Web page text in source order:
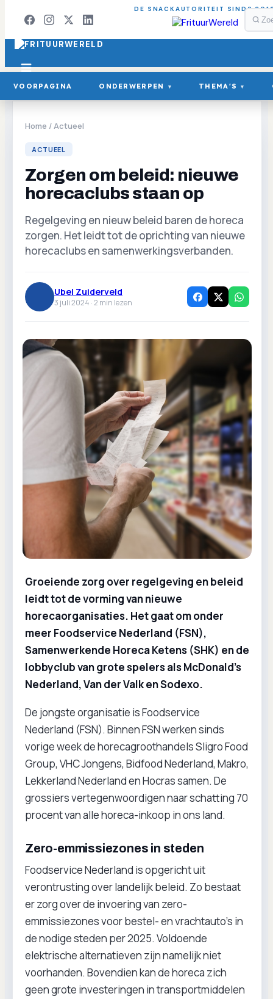
DE SNACKAUTORITEIT SINDS
VOORPAGINA ONDERWERPEN ▾ THEMA'S ▾
Home /Actueel
ACTUEEL
Zorgen om beleid: nieuwe
horecaclubs staan op
Regelgeving en nieuw beleid baren de horeca
zorgen. Het leidt tot de oprichting van nieuwe
horecaclubs en samenwerkingsverbanden.
Ubel Zuiderveld
3 juli 2024 ·2 min lezen
Groeiende zorg over regelgeving en beleid
leidt tot de vorming van nieuwe
horecaorganisaties. Het gaat om onder
meer Foodservice Nederland (FSN),
Samenwerkende Horeca Ketens (SHK) en de
lobbyclub van grote spelers als McDonald’s
Nederland, Van der Valk en Sodexo.
De jongste organisatie is Foodservice
Nederland (FSN). Binnen FSN werken sinds
vorige week de horecagroothandels Sligro Food
Group, VHC Jongens, Bidfood Nederland, Makro,
Lekkerland Nederland en Hocras samen. De
grossiers vertegenwoordigen naar schatting 70
procent van alle horeca-inkoop in ons land.
Zero-emmissiezones in steden
Foodservice Nederland is opgericht uit
verontrusting over landelijk beleid. Zo bestaat
er zorg over de invoering van zero-
emmissiezones voor bestel- en vrachtauto’s in
de nodige steden per 2025. Voldoende
elektrische alternatieven zijn namelijk niet
voorhanden. Bovendien kan de horeca zich
geen grote investeringen in transportmiddelen